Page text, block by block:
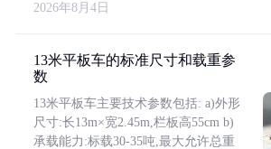
2026年8月4日
13米平板车的标准尺寸和载重参
数
13米平板车主要技术参数包括: a)外形
尺寸:长13m×宽2.45m,栏板高55cm b)
承载能力:标载30-35吨,最大允许总重